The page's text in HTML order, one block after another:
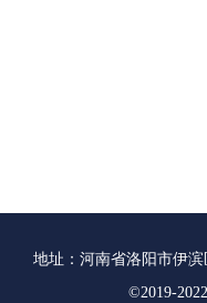
地址：河南省洛阳市伊
©2019-